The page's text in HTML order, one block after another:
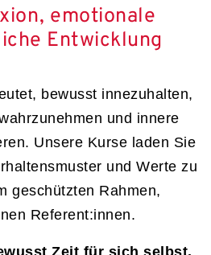
emotionale
Entwicklung
bewusst innezuhalten,
und innere
Unsere Kurse laden Sie
und Werte zu
geschützten Rahmen,
Referent:innen.
Zeit für sich selbst.